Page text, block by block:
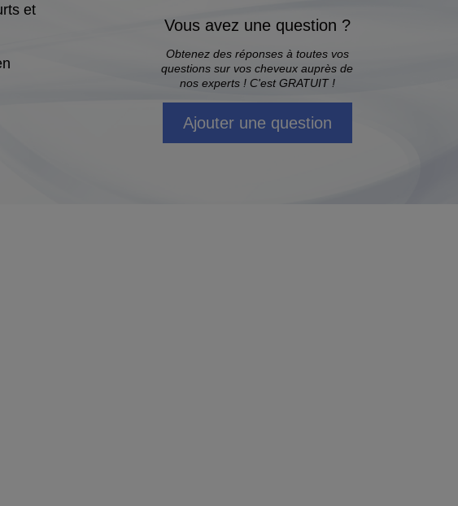
et
Vous avez une question ?
Obtenez des réponses à toutes vos
questions sur vos cheveux auprès de
nos experts ! C'est GRATUIT !
Ajouter une question